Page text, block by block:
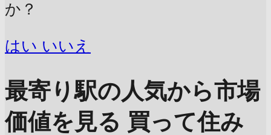
か？
はい いいえ
最寄り駅の人気から市場
価値を見る 買って住み